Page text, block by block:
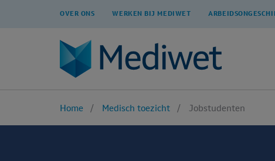
OVER ONS WERKEN BIJ MEDIWET
Home Medisch toezicht Jobstudenten